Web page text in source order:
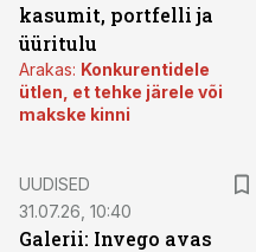
kasumit, portfelli ja
üüritulu
Arakas: Konkurentidele
ütlen, et tehke järele või
makske kinni
UUDISED
31.07.26, 10:40
Galerii: Invego avas